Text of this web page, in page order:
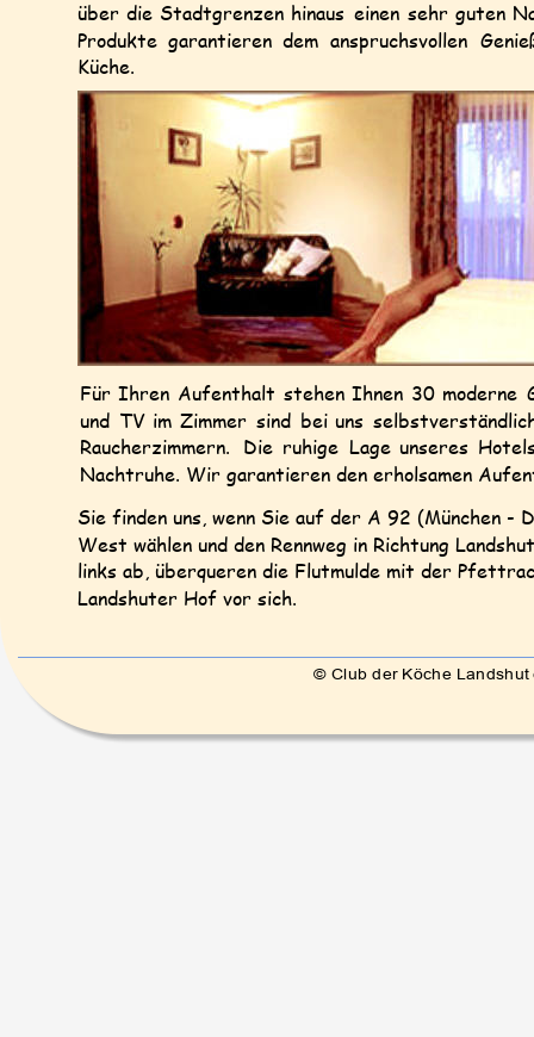
über die Stadtgrenzen hinaus einen sehr guten
Produkte garantieren dem anspruchsvollen
Küche.
Für Ihren Aufenthalt stehen Ihnen 30 moderne
und TV im Zimmer sind bei uns
Raucherzimmern. Die ruhige Lage unseres
Nachtruhe. Wir garantieren den erholsamen
Sie finden uns, wenn Sie auf der A 92 (München
West wählen und den Rennweg in Richtung
links ab, überqueren die Flutmulde mit der
Landshuter Hof vor sich.
© Club der Köche Landshut